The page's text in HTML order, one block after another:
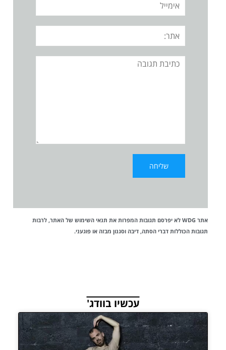
אתר:
תגובה
אתר WDG לא יפרסם תגובות המפרות את תנאי השימוש של האתר, לרבות
תגובות הכוללות דברי הסתה, דיבה וסגנון מבזה או פוגעני.
עכשיו בוודג'